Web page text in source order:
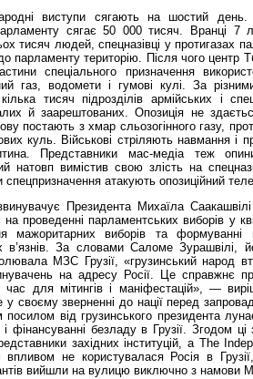
виступи сягають на шостий день.
сягає 50 000 тисяч. Вранці 7
тисяч людей, спецназівці у протигазах
парламенту територію. Після чого центр
спеціального призначення
газ, водомети і гумові кулі. За
тисяч підрозділів армійських і
й заарештованих. Опозиція не
постають з хмар сльозогінного газу,
куль. Військові стріляють навмання і
Представники мас-медіа теж
натовп вимістив свою злість на
спецпризначення атакують опозиційний
Президента Михаїла
на проведенні парламентських виборів у
мажоритарних виборів та формуванні
в’язнів. За словами Саломе Зурашвілі,
МЗС Грузії, «грузинський народ
на адресу Росії. Це справжнє
для мітингів і маніфестацій», —
у своєму зверненні до нації перед
посилом від грузинського президента
і фінансуванні безладу в Грузії. Згодом
західних інституцій, а The
впливом не користувалася Росія в
вийшли на вулицю виключно з намови